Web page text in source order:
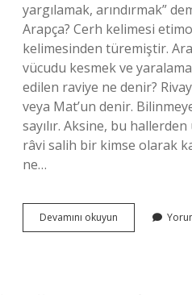
yargılamak, arındırmak”
Arapça? Cerh kelimesi
kelimesinden türemiştir.
vücudu kesmek ve
edilen raviye ne denir?
veya Mat’un denir.
sayılır. Aksine, bu
râvi salih bir kimse olarak
ne…
Devamını okuyun
Ilmi